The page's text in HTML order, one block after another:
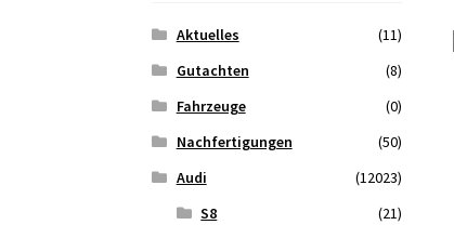
Aktuelles
(11)
Gutachten
(8)
Fahrzeuge
(0)
Nachfertigungen
(50)
Audi
(12023)
S8
(21)